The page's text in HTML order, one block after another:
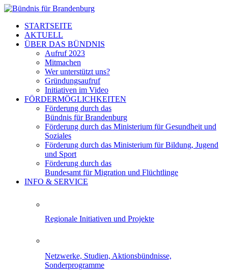
STARTSEITE
AKTUELL
ÜBER DAS BÜNDNIS
Aufruf 2023
Mitmachen
Wer unterstützt uns?
Gründungsaufruf
Initiativen im Video
FÖRDERMÖGLICHKEITEN
Förderung durch das
Bündnis für Brandenburg
Förderung durch das Ministerium für Gesundheit und
Soziales
Förderung durch das Ministerium für Bildung, Jugend
und Sport
Förderung durch das
Bundesamt für Migration und Flüchtlinge
INFO & SERVICE
Regionale Initiativen und Projekte
Netzwerke, Studien, Aktionsbündnisse,
Sonderprogramme